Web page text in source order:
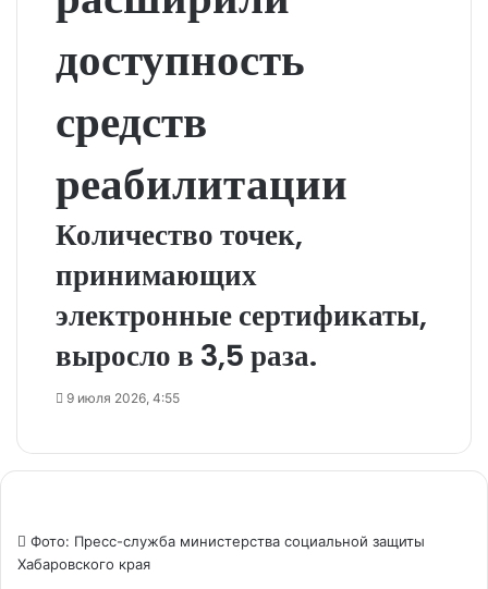
доступность
средств
реабилитации
Количество точек,
принимающих
электронные сертификаты,
выросло в 3,5 раза.
9 июля 2026, 4:55
Фото: Пресс-служба министерства социальной защиты
Хабаровского края